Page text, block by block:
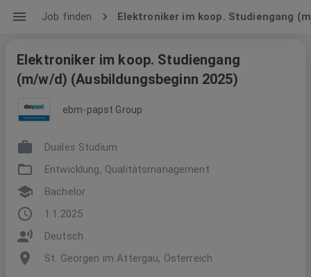
Job finden Elektroniker im koop. Studiengang
Elektroniker im koop. Studiengang
(m/w/d) (Ausbildungsbeginn 2025)
ebm-papst Group
Duales Studium
Entwicklung, Qualitätsmanagement
Bachelor
1.1.2025
Deutsch
St. Georgen im Attergau, Österreich